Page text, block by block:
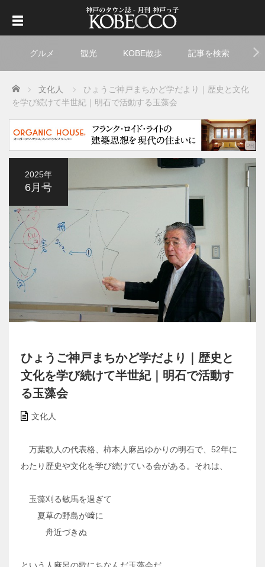
グルメ 観光 KOBE散歩 記事を検索
Home 文化人
ひょうご神戸まちかど学だより｜歴史と文化
を学び続けて半世紀｜明石で活動する玉藻会
2025年
6月号
ひょうご神戸まちかど学だより｜歴史と
文化を学び続けて半世紀｜明石で活動す
る玉藻会
文化人
万葉歌人の代表格、柿本人麻呂ゆかりの明石で、52年に
わたり歴史や文化を学び続けている会がある。それは、
玉藻刈る敏馬を過ぎて
夏草の野島が﨑に
舟近づきぬ